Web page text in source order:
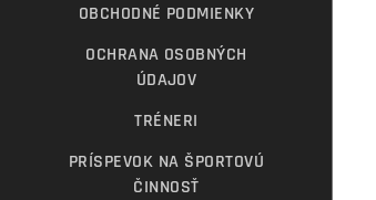
OBCHODNÉ PODMIENKY
OCHRANA OSOBNÝCH
ÚDAJOV
TRÉNERI
PRÍSPEVOK NA ŠPORTOVÚ
ČINNOSŤ